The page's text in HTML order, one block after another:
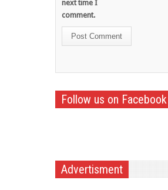
next time I
comment.
Follow us on Facebook
Advertisment